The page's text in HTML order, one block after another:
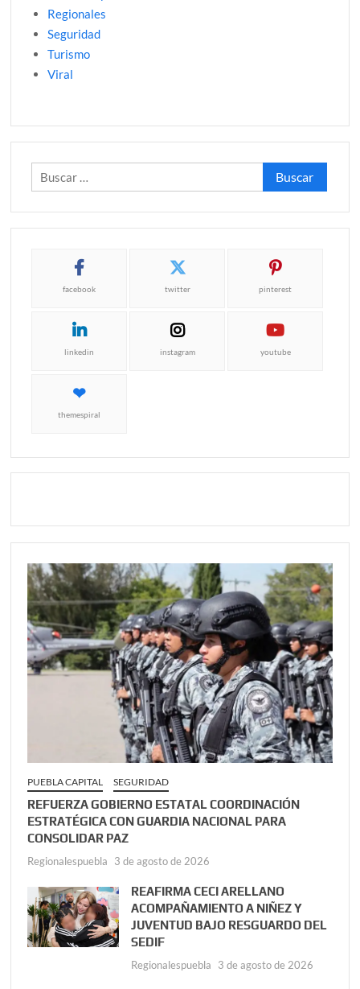
Regionales
Seguridad
Turismo
Viral
Buscar:
facebook twitter pinterest
linkedin instagram youtube
themespiral
PUEBLA CAPITAL SEGURIDAD
REFUERZA GOBIERNO ESTATAL COORDINACIÓN
ESTRATÉGICA CON GUARDIA NACIONAL PARA
CONSOLIDAR PAZ
Regionalespuebla 3 de agosto de 2026
REAFIRMA CECI ARELLANO
ACOMPAÑAMIENTO A NIÑEZ Y
JUVENTUD BAJO RESGUARDO DEL
SEDIF
Regionalespuebla 3 de agosto de 2026